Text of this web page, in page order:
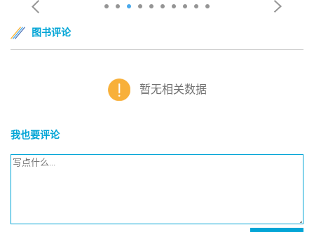
图书评论
暂无相关数据
我也要评论